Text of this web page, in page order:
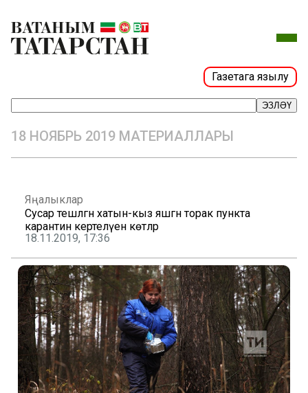
Газетага язылу
ЭЗЛӘҮ
18 НОЯБРЬ 2019 МАТЕРИАЛЛАРЫ
Яңалыклар
Сусар тешләгән хатын-кыз яшәгән торак пункта
карантин кертелүен көтәләр
18.11.2019, 17:36